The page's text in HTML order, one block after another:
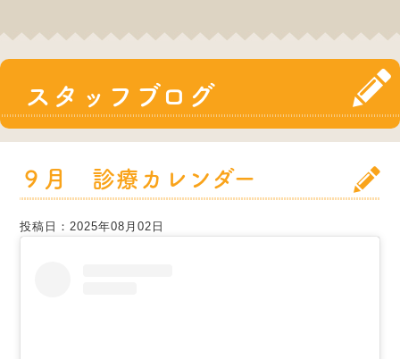
スタッフブログ
９月 診療カレンダー
投稿日：2025年08月02日